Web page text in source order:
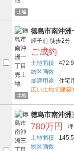
土地
土地
徳島市南沖洲
蛭子前 徒歩2分
ご成約
土地面積
総区画数
最適用途
住宅
広い土地で建築
徳島市南沖洲
780万円
土地面積
総区画数